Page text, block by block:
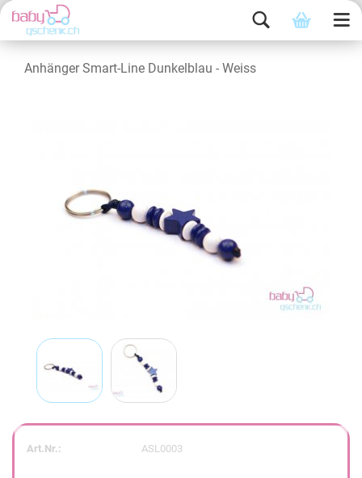
Anhänger Smart-Line Dunkelblau - Weiss
Art.Nr.: ASL0003